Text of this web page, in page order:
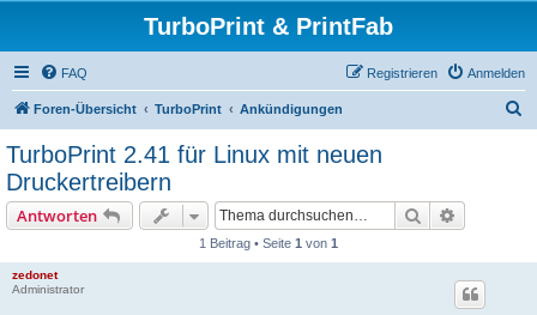
TurboPrint & PrintFab
FAQ Anmelden
Registrieren
Foren-Übersicht TurboPrint Ankündigungen
TurboPrint 2.41 für Linux mit neuen
Druckertreibern
Antworten Suche
1 Beitrag • Seite 1 von 1
zedonet
Administrator